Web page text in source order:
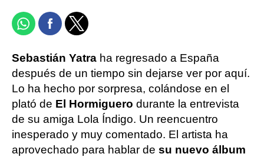
Sebastián Yatra ha regresado a España
después de un tiempo sin dejarse ver por aquí.
Lo ha hecho por sorpresa, colándose en el
plató de El Hormiguero durante la entrevista
de su amiga Lola Índigo. Un reencuentro
inesperado y muy comentado. El artista ha
aprovechado para hablar de su nuevo álbum